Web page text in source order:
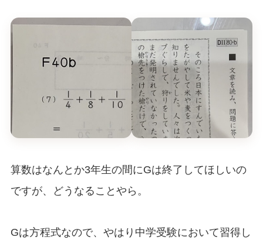
算数はなんとか3年生の間にGは終了してほしいの
ですが、どうなることやら。
Gは方程式なので、やはり中学受験において習得し